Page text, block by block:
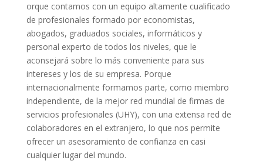
orque contamos con un equipo altamente cualificado
de profesionales formado por economistas,
abogados, graduados sociales, informáticos y
personal experto de todos los niveles, que le
aconsejará sobre lo más conveniente para sus
intereses y los de su empresa. Porque
internacionalmente formamos parte, como miembro
independiente, de la mejor red mundial de firmas de
servicios profesionales (UHY), con una extensa red de
colaboradores en el extranjero, lo que nos permite
ofrecer un asesoramiento de confianza en casi
cualquier lugar del mundo.